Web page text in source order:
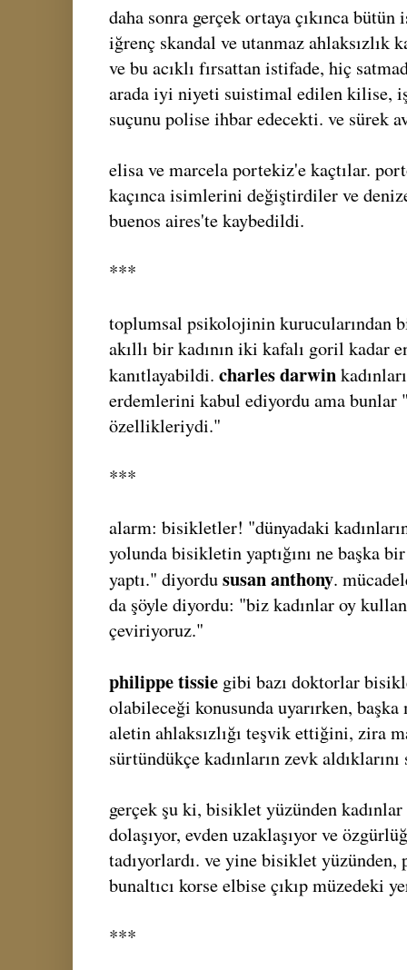
daha sonra gerçek ortaya çıkınca bütün
iğrenç skandal ve utanmaz ahlaksızlık
ve bu acıklı fırsattan istifade, hiç
arada iyi niyeti suistimal edilen kilise,
suçunu polise ihbar edecekti. ve sürek
elisa ve marcela portekiz'e kaçtılar.
kaçınca isimlerini değiştirdiler ve
buenos aires'te kaybedildi.
***
toplumsal psikolojinin kurucularından
akıllı bir kadının iki kafalı goril kadar
kanıtlayabildi. charles darwin
erdemlerini kabul ediyordu ama bunlar
özellikleriydi."
***
alarm: bisikletler! "dünyadaki
yolunda bisikletin yaptığını ne başka
yaptı." diyordususan anthony.
da şöyle diyordu: "biz kadınlar oy
çeviriyoruz."
philippe tissie gibi bazı doktorlar
olabileceği konusunda uyarırken, başka
aletin ahlaksızlığı teşvik ettiğini, zira
sürtündükçe kadınların zevk
gerçek şu ki, bisiklet yüzünden kadınlar
dolaşıyor, evden uzaklaşıyor ve
tadıyorlardı. ve yine bisiklet yüzünden,
bunaltıcı korse elbise çıkıp müzedeki
***